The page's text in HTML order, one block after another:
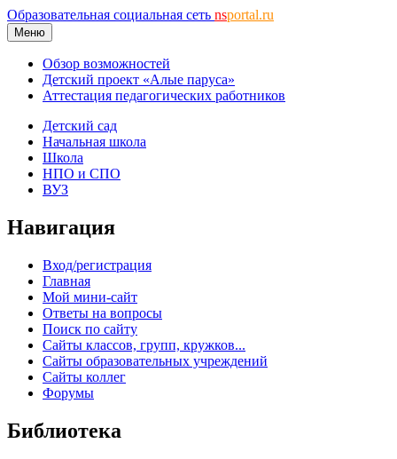
Образовательная социальная сеть nsportal.ru
Меню
Обзор возможностей
Детский проект «Алые паруса»
Аттестация педагогических работников
Детский сад
Начальная школа
Школа
НПО и СПО
ВУЗ
Навигация
Вход/регистрация
Главная
Мой мини-сайт
Ответы на вопросы
Поиск по сайту
Сайты классов, групп, кружков...
Сайты образовательных учреждений
Сайты коллег
Форумы
Библиотека